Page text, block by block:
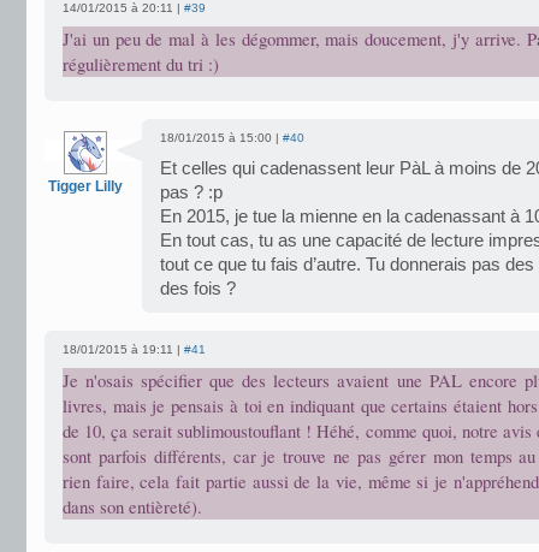
14/01/2015 à 20:11 | #39
J'ai un peu de mal à les dégommer, mais doucement, j'y arrive.
régulièrement du tri :)
Tigger Lilly
18/01/2015 à 15:00 | #40
Et celles qui cadenassent leur PàL à moins de
pas ? :p
En 2015, je tue la mienne en la cadenassant à
En tout cas, tu as une capacité de lecture
tout ce que tu fais d’autre. Tu donnerais pas
des fois ?
18/01/2015 à 19:11 | #41
Je n'osais spécifier que des lecteurs avaient une PAL encore
livres, mais je pensais à toi en indiquant que certains étaient
de 10, ça serait sublimoustouflant ! Héhé, comme quoi, notre
sont parfois différents, car je trouve ne pas gérer mon temps
rien faire, cela fait partie aussi de la vie, même si je
dans son entièreté).